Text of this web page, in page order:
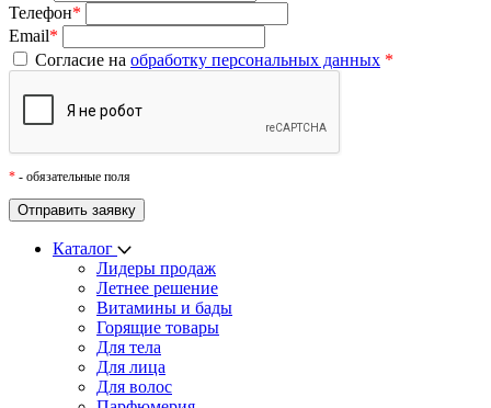
Телефон*
Email*
Согласие на обработку персональных данных *
* - обязательные поля
Каталог
Лидеры продаж
Летнее решение
Витамины и бады
Горящие товары
Для тела
Для лица
Для волос